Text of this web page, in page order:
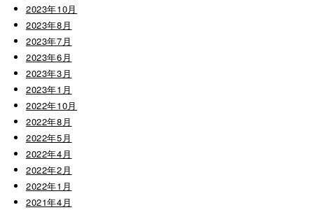
2023年10月
2023年8月
2023年7月
2023年6月
2023年3月
2023年1月
2022年10月
2022年8月
2022年5月
2022年4月
2022年2月
2022年1月
2021年4月